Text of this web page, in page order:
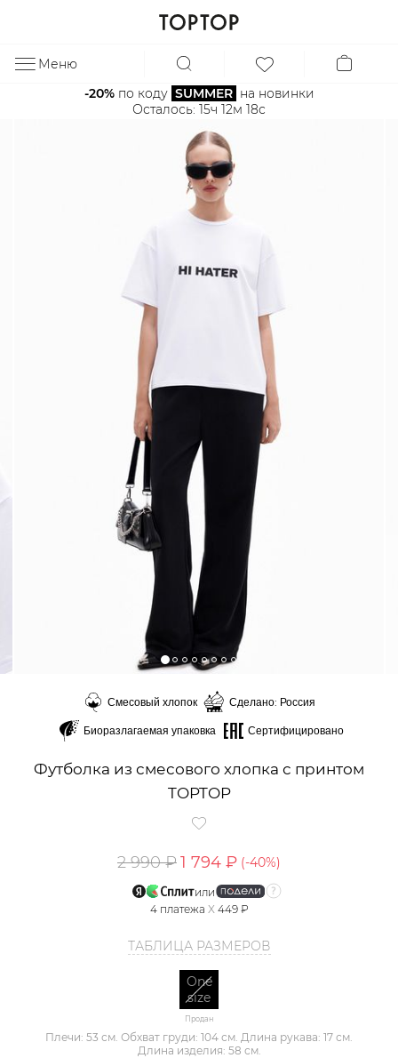
Меню
-20% по коду SUMMER на новинки
Осталось: 15ч 12м 18с
Смесовый хлопок
Сделано: Россия
Биоразлагаемая упаковка
Сертифицировано
Футболка из смесового хлопка с принтом
TOPTOP
2 990 ₽1 794 ₽ (-40%)
или
4 платежа X 449 ₽
ТАБЛИЦА РАЗМЕРОВ
One
size
Продан
Плечи: 53 см. Обхват груди: 104 см. Длина рукава: 17 см.
Длина изделия: 58 см.